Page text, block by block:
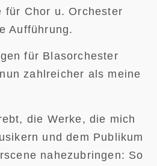
für Chor u. Orchester
Aufführung.
für Blasorchester
zahlreicher als meine
die Werke, die mich
und dem Publikum
nahezubringen: So